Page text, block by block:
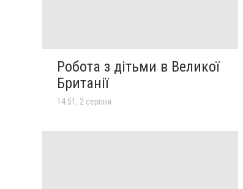
Робота з дітьми в Великої
Британії
14:51, 2 серпня